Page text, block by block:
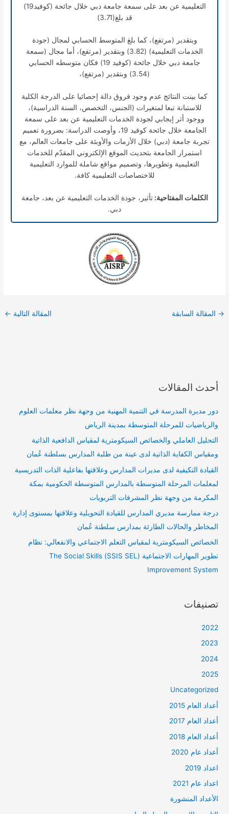
التعليمية عن بعد على سمعة جامعة دبي خلال جائحة (كوفيد19)
قد بلغ(3.71)
وبتقدير (مرتفع)، كما بلغ المتوسط الحسابي لمجال (جودة
الخدمات التعليمية) (3.82) وبتقدير (مرتفع)، أما مجال (سمعة
جامعة دبي خلال جائحة (كوفيد 19) فكان متوسطه الحسابي
(3.54) وبتقدير (مرتفع)،
كما بينت النتائج عدم وجود فروق دالة إحصائيا على الدرجة الكلية
للاستبانة تبعا لمتغيرات (الجنس، التخصص، السنة الدراسية)،
ووجود أثر إيجابي لجودة الخدمات التعليمية عن بعد على سمعة
الجامعة خلال جائحة كوفيد 19، وأوصت الدراسة: بضرورة تعميم
تجربة جامعة (دبي) خلال الأزمات والأوبئة على جامعات العالم، مع
استمرار الجامعة بتحديث الموقع الإلكتروني المقدّم للخدمات
التعليمية وتطويرها، وتصميم مواقع شاملة للموارد التعليمية
للاختصاصات التعليمية كافة.
الكلمات المفتاحية:تأثير، جودة الخدمات التعليمية عن بعد، جامعة
دبي.
→ المقالة السابقة المقالة التالية ←
أحدث المقالات
دور مديرة المدرسة في التنمية المهنية من وجهة نظر معلمات العلوم
والرياضيات للمرحلة المتوسطة بمدينة الرياض
التحليل العاملي والخصائص السيكومترية لمقياس الدافعية الذاتية
ومقياس الكفاية الذاتية لدى عينة من طلبة المدارس بسلطنة عُمان
القيادة التكيفية لدى مديرات المدارس وعلاقتها بفاعلية الذات التدريسية
لمعلمات المرحلة المتوسطة بالمدارس المتوسطة الحكومية بمكة
المكرمة من وجهة نظر المشرفات التربويات
درجة ممارسة مديري المدارس للقيادة التحويلية وعلاقتها بمستوى إدارة
المخاطر والحالات الطارئة بمدارس سلطنة عُمان
الخصائص السيكومترية لمقياس التعلم الاجتماعي والانفعالي: نظام
تطوير المهارات الاجتماعية (SSIS SEL) The Social Skills
Improvement System
تصنيفات
2022
2023
2024
2025
Uncategorized
أعداد العام 2015
أعداد العام 2017
أعداد العام 2018
أعداد عام 2020
اعداد 2019
اعداد عام 2021
الأعداد المنشورة